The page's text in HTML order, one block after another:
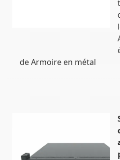
de Armoire en métal